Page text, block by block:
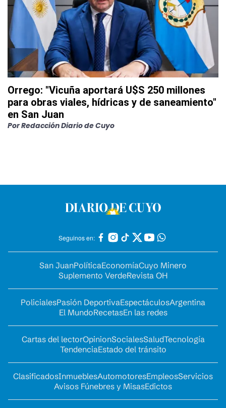
Orrego: "Vicuña aportará U$S 250 millones
para obras viales, hídricas y de saneamiento"
en San Juan
PorRedacción Diario de Cuyo
Seguinos en:
San JuanPolíticaEconomíaCuyo Minero
Suplemento VerdeRevista OH
PolicialesPasión DeportivaEspectáculosArgentina
El MundoRecetasEn las redes
Cartas del lectorOpinionSocialesSaludTecnología
TendenciaEstado del tránsito
ClasificadosInmueblesAutomotoresEmpleosServicios
Avisos Fúnebres y MisasEdictos